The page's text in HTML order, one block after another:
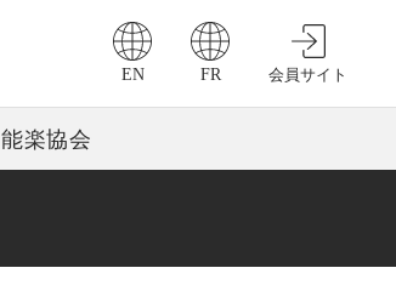
EN FR 会員サイト
能楽協会